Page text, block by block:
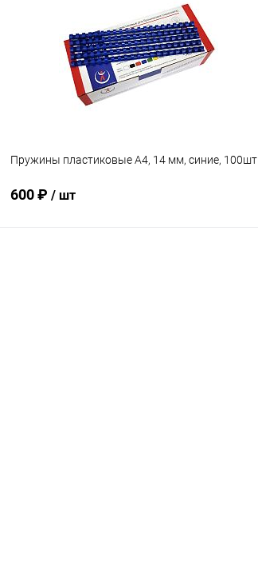
К сравнению
В избранное В наличии
Пружины пластиковые А4, 14 мм, синие, 100шт.
600 ₽ / шт